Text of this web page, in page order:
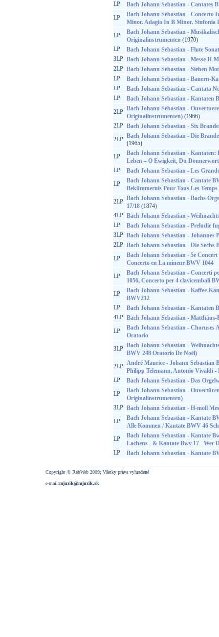
LP
Bach Johann Sebastian - Cantates
LP
Bach Johann Sebastian - Concerto
Minor. Adagio In B Minor. Sinfonia
LP
Bach Johann Sebastian -
Originalinstrumenten(1970)
LP
Bach Johann Sebastian - Flute
3LP Bach Johann Sebastian - Messe H-
2LP Bach Johann Sebastian - Sieben
LP
Bach Johann Sebastian - Bauern-
LP
Bach Johann Sebastian - Cantata
LP
Bach Johann Sebastian - Kantaten
2LP Bach Johann Sebastian -
Originalinstrumenten)(1966)
2LP Bach Johann Sebastian - Six
2LP Bach Johann Sebastian - Die
(1965)
LP
Bach Johann Sebastian -
Leben – O Ewigkeit, Du Donnerwort
LP
Bach Johann Sebastian - Les
LP
Bach Johann Sebastian - Cantate
Bekümmernis Pour Tous Les Temps
2LP Bach Johann Sebastian - Bachs
17/18(1874)
4LP Bach Johann Sebastian -
LP
Bach Johann Sebastian - Preludie
3LP Bach Johann Sebastian - Johannes
2LP Bach Johann Sebastian - Die Sechs
LP
Bach Johann Sebastian - 5e
Concerto en La mineur BWV 1044
LP
Bach Johann Sebastian - Concerti
1056, Concerto per 4 clavicembali
LP
Bach Johann Sebastian - Kaffee-
BWV212
LP
Bach Johann Sebastian - Kantaten
4LP Bach Johann Sebastian - Matthäus-
LP
Bach Johann Sebastian - Choruses
Oratorio
3LP Bach Johann Sebastian -
BWV 248 Oratorio De Noël)
2LP André Maurice - Johann Sebastian
Philipp Telemann, Antonio Vivaldi -
LP
Bach Johann Sebastian - Das
LP
Bach Johann Sebastian -
Originalinstrumenten)
3LP Bach Johann Sebastian - H-moll
LP
Bach Johann Sebastian - Kantate
Alle Kommen / Kantate BWV 46
LP
Bach Johann Sebastian - Kantate
Lachens - & Kantate Bwv 17 - Wer
LP
Bach Johann Sebastian - Kantate
Copyright © RebWeb 2009; Všetky práva vyhradené
e-mail:mjuzik@mjuzik.sk